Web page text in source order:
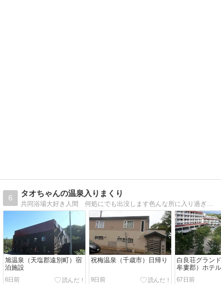
6
タオちゃんの温泉入りまくり
共同浴場大好き人間 何処にでも出没します色んな所に入り過ぎて、どこがどこやら分からなくなってしまいそうです
旭温泉（天塩郡遠別町）宿
泊施設
6日前
祝梅温泉（千歳市）日帰り
9日前
白良荘グラン
牟婁郡）ホテ
呂と食事
67日前